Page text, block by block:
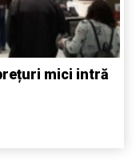
mici intră